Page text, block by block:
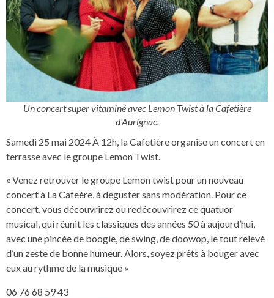
Un concert super vitaminé avec Lemon Twist à la Cafetière
d'Aurignac.
Samedi 25 mai 2024 À 12h, la Cafetière organise un concert en
terrasse avec le groupe Lemon Twist.
« Venez retrouver le groupe Lemon twist pour un nouveau
concert à La Cafeère, à déguster sans modération. Pour ce
concert, vous découvrirez ou redécouvrirez ce quatuor
musical, qui réunit les classiques des années 50 à aujourd’hui,
avec une pincée de boogie, de swing, de doowop, le tout relevé
d’un zeste de bonne humeur. Alors, soyez prêts à bouger avec
eux au rythme de la musique »
06 76 68 59 43